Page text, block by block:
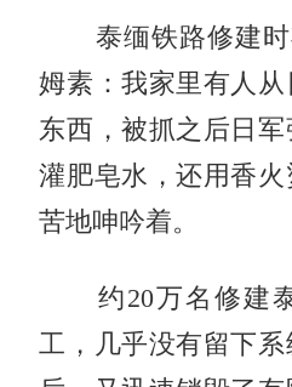
泰缅铁路修建时
姆素：我家里有人
东西，被抓之后日军
灌肥皂水，还用香
苦地呻吟着。
约20万名修建泰
工，几乎没有留下